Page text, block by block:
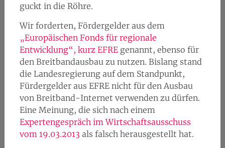
guckt in die Röhre.
Wir forderten, Fördergelder aus dem
„Europäischen Fonds für regionale
Entwicklung“, kurz EFREgenannt, ebenso für
den Breitbandausbau zu nutzen. Bislang stand
die Landesregierung auf dem Standpunkt,
Fürdergelder aus EFRE nicht für den Ausbau
von Breitband-Internet verwenden zu dürfen.
Eine Meinung, die sich nach einem
Expertengespräch im Wirtschaftsausschuss
vom 19.03.2013 als falsch herausgestellt hat.